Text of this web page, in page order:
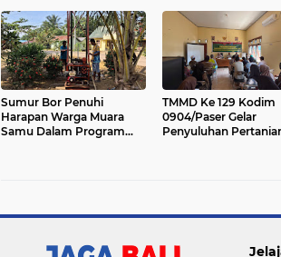
Sumur Bor Penuhi
Harapan Warga Muara
Samu Dalam Program
TMMD Ke 129 Kodim
0904/Paser Gelar
Penyuluhan